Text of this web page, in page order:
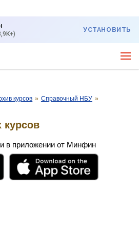
УСТАНОВИТЬ
курсов » Справочный НБУ »
в приложении от Минфин